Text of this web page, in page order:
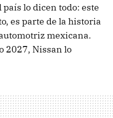
lo dicen todo: este
es parte de la historia
mexicana.
2027, Nissan lo